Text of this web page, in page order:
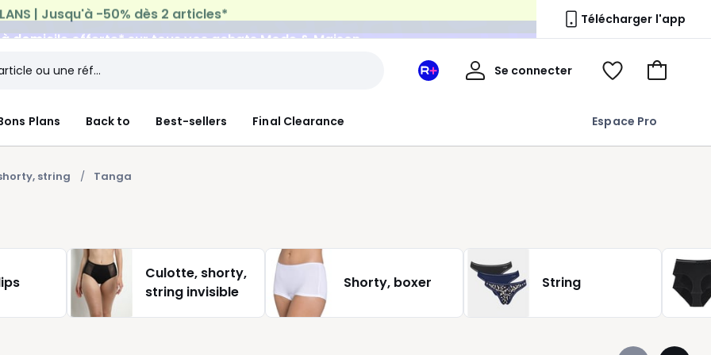
domicile offerte*sur tous vos achats Mode & Maison Télécharger l'app
Plans Back to Best-sellers Final Clearance Espace Pro
Mon
Se connecter
Mon
Voir
Aller
string Tanga
Culotte, shorty,
string invisible
Shorty, boxer String